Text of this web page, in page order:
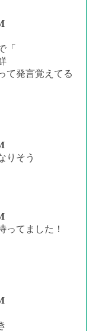
「
て発言覚えてる
りそう
ってました！